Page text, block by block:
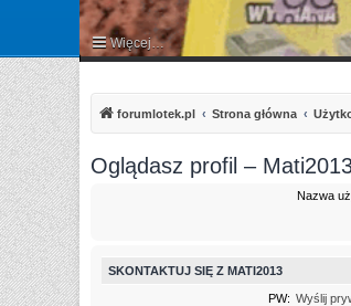
Więcej…
forumlotek.pl Strona główna
Oglądasz profil –
Nazwa
SKONTAKTUJ SIĘ Z MATI2013
PW: Wyślij